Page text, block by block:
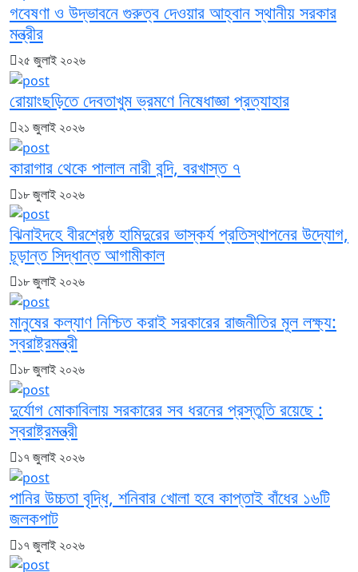
গবেষণা ও উদ্ভাবনে গুরুত্ব দেওয়ার আহ্বান স্থানীয় সরকার
মন্ত্রীর
২৫ জুলাই ২০২৬
রোয়াংছড়িতে দেবতাখুম ভ্রমণে নিষেধাজ্ঞা প্রত্যাহার
২১ জুলাই ২০২৬
কারাগার থেকে পালাল নারী বন্দি, বরখাস্ত ৭
১৮ জুলাই ২০২৬
ঝিনাইদহে বীরশ্রেষ্ঠ হামিদুরের ভাস্কর্য প্রতিস্থাপনের উদ্যোগ,
চূড়ান্ত সিদ্ধান্ত আগামীকাল
১৮ জুলাই ২০২৬
মানুষের কল্যাণ নিশ্চিত করাই সরকারের রাজনীতির মূল লক্ষ্য:
স্বরাষ্ট্রমন্ত্রী
১৮ জুলাই ২০২৬
দুর্যোগ মোকাবিলায় সরকারের সব ধরনের প্রস্তুতি রয়েছে :
স্বরাষ্ট্রমন্ত্রী
১৭ জুলাই ২০২৬
পানির উচ্চতা বৃদ্ধি, শনিবার খোলা হবে কাপ্তাই বাঁধের ১৬টি
জলকপাট
১৭ জুলাই ২০২৬